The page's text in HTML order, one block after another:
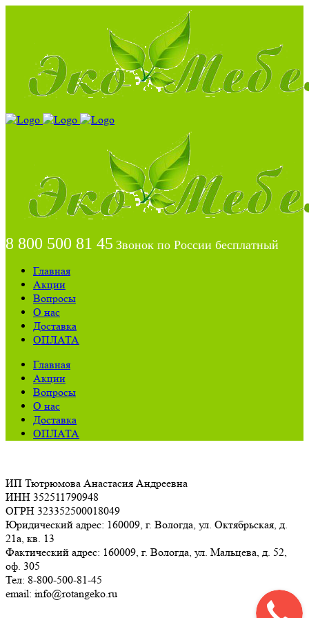
8 800 500 81 45 Звонок по России бесплатный
Главная
Акции
Вопросы
О нас
Доставка
ОПЛАТА
Главная
Акции
Вопросы
О нас
Доставка
ОПЛАТА
ИП Тютрюмова Анастасия Андреевна
ИНН 352511790948
ОГРН 323352500018049
Юридический адрес: 160009, г. Вологда, ул. Октябрьская, д.
21а, кв. 13
Фактический адрес: 160009, г. Вологда, ул. Мальцева, д. 52,
оф. 305
Тел: 8-800-500-81-45
email: info@rotangeko.ru